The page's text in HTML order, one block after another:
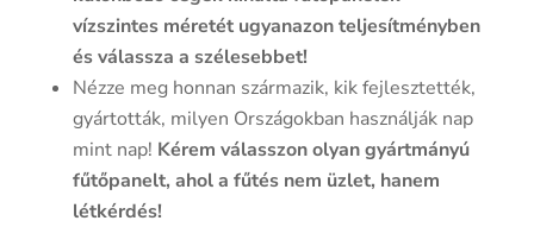
vízszintes méretét ugyanazon teljesítményben
és válassza a szélesebbet!
Nézze meg honnan származik, kik fejlesztették,
gyártották, milyen Országokban használják nap
mint nap! Kérem válasszon olyan gyártmányú
fűtőpanelt, ahol a fűtés nem üzlet, hanem
létkérdés!